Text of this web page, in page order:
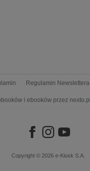
Regulamin Newslettera
i ebooków przez nexto.pl
Copyright © 2026 e-Kiosk S.A.